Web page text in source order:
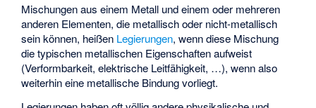
Mischungen aus einem Metall und einem oder mehreren
anderen Elementen, die metallisch oder nicht-metallisch
sein können, heißen Legierungen, wenn diese Mischung
die typischen metallischen Eigenschaften aufweist
(Verformbarkeit, elektrische Leitfähigkeit, …), wenn also
weiterhin eine metallische Bindung vorliegt.